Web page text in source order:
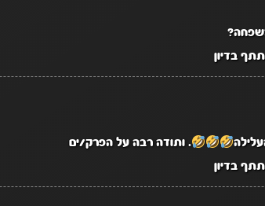
בדיון
. ותודה רבה על הפרק/ים
בדיון